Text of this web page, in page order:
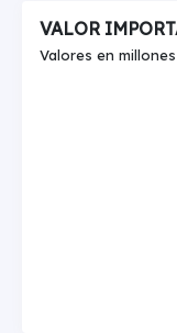
VALOR
Valores en